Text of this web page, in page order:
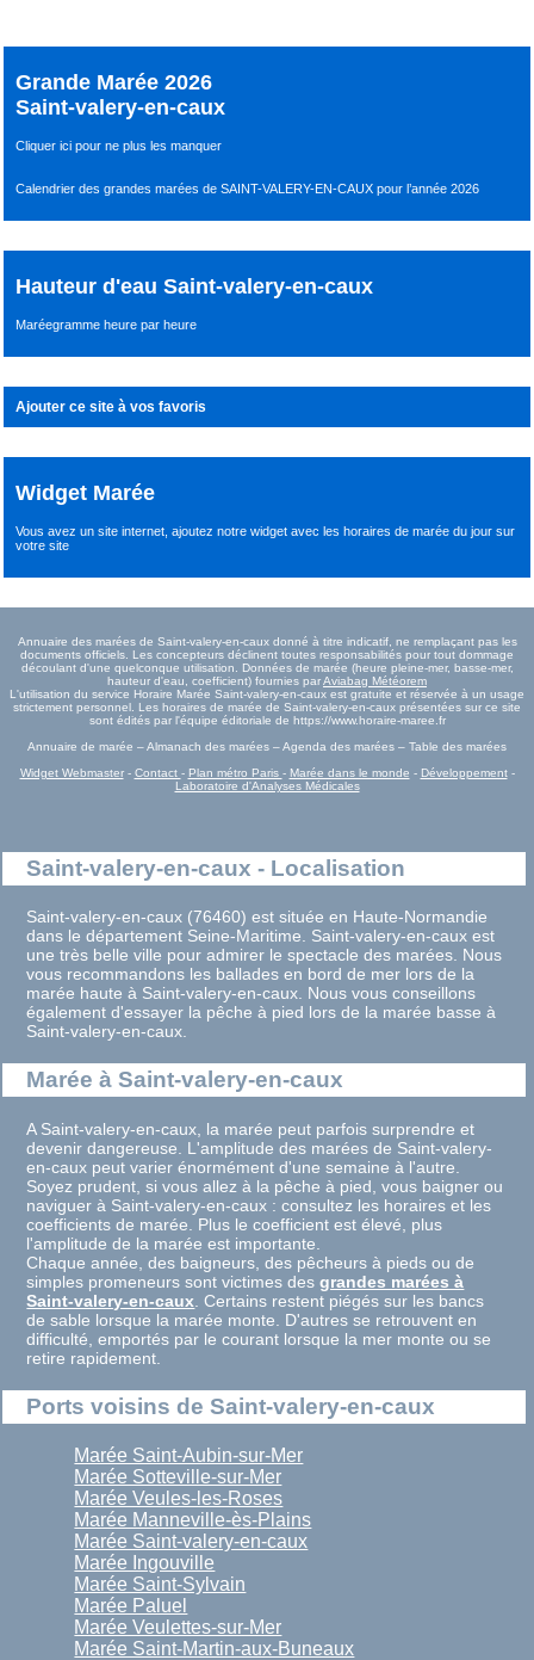
Grande Marée 2026
Saint-valery-en-caux
Cliquer ici pour ne plus les manquer
Calendrier des grandes marées de SAINT-VALERY-EN-CAUX pour l’année 2026
Hauteur d'eau Saint-valery-en-caux
Maréegramme heure par heure
Ajouter ce site à vos favoris
Widget Marée
Vous avez un site internet,ajoutez notre widget avec les horaires de marée du joursur
votre site
Annuaire des marées de Saint-valery-en-caux donné à titre indicatif, ne remplaçant pas les
documents officiels. Les concepteurs déclinent toutes responsabilités pour tout dommage
découlant d'une quelconque utilisation. Données de marée (heure pleine-mer, basse-mer,
hauteur d'eau, coefficient) fournies parAviabag Météorem
L'utilisation du service Horaire Marée Saint-valery-en-caux est gratuite et réservée à un usage
strictement personnel. Les horaires de marée de Saint-valery-en-caux présentées sur ce site
sont édités par l'équipe éditoriale de https://www.horaire-maree.fr
Annuaire de marée – Almanach des marées – Agenda des marées – Table des marées
Widget Webmaster- Contact - Plan métro Paris - Marée dans le monde - Développement-
Laboratoire d'Analyses Médicales
Saint-valery-en-caux - Localisation
Saint-valery-en-caux (76460) est située en Haute-Normandie
dans le département Seine-Maritime. Saint-valery-en-caux est
une très belle ville pour admirer le spectacle des marées. Nous
vous recommandons les ballades en bord de mer lors de la
marée haute à Saint-valery-en-caux. Nous vous conseillons
également d'essayer la pêche à pied lors de la marée basse à
Saint-valery-en-caux.
Marée à Saint-valery-en-caux
A Saint-valery-en-caux, la marée peut parfois surprendre et
devenir dangereuse. L'amplitude des marées de Saint-valery-
en-caux peut varier énormément d'une semaine à l'autre.
Soyez prudent, si vous allez à la pêche à pied, vous baigner ou
naviguer à Saint-valery-en-caux : consultez les horaires et les
coefficients de marée. Plus le coefficient est élevé, plus
l'amplitude de la marée est importante.
Chaque année, des baigneurs, des pêcheurs à pieds ou de
simples promeneurs sont victimes desgrandes marées à
Saint-valery-en-caux . Certains restent piégés sur les bancs
de sable lorsque la marée monte. D'autres se retrouvent en
difficulté, emportés par le courant lorsque la mer monte ou se
retire rapidement.
Ports voisins de Saint-valery-en-caux
Marée Saint-Aubin-sur-Mer
Marée Sotteville-sur-Mer
Marée Veules-les-Roses
Marée Manneville-ès-Plains
Marée Saint-valery-en-caux
Marée Ingouville
Marée Saint-Sylvain
Marée Paluel
Marée Veulettes-sur-Mer
Marée Saint-Martin-aux-Buneaux